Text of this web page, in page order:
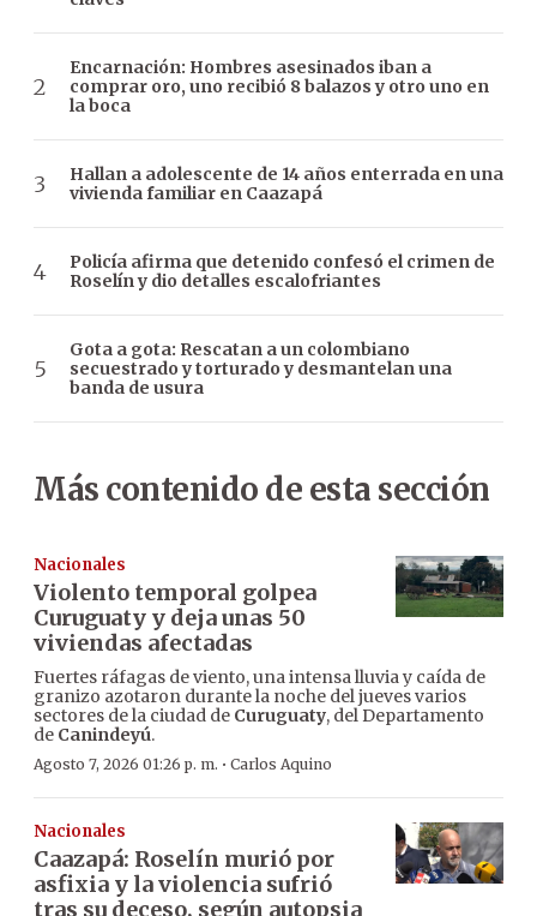
Encarnación: Hombres asesinados iban a
comprar oro, uno recibió 8 balazos y otro uno en
la boca
Hallan a adolescente de 14 años enterrada en una
vivienda familiar en Caazapá
Policía afirma que detenido confesó el crimen de
Roselín y dio detalles escalofriantes
Gota a gota: Rescatan a un colombiano
secuestrado y torturado y desmantelan una
banda de usura
Más contenido de esta sección
Nacionales
Violento temporal golpea
Curuguaty y deja unas 50
viviendas afectadas
Fuertes ráfagas de viento, una intensa lluvia y caída de
granizo azotaron durante la noche del jueves varios
sectores de la ciudad de Curuguaty, del Departamento
de Canindeyú.
Agosto 7, 2026 01:26 p. m. · Carlos Aquino
Nacionales
Caazapá: Roselín murió por
asfixia y la violencia sufrió
tras su deceso, según autopsia